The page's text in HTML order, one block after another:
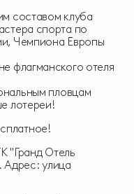
составом клуба
спорта по
Чемпиона Европы
флагманского отеля
пловцам
лотереи!
"Гранд Отель
Адрес: улица